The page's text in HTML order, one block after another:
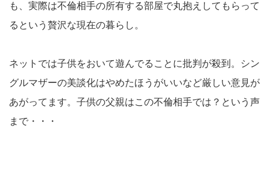
も、実際は不倫相手の所有する部屋で丸抱えしてもらって
るという贅沢な現在の暮らし。
ネットでは子供をおいて遊んでることに批判が殺到。シン
グルマザーの美談化はやめたほうがいいなど厳しい意見が
あがってます。子供の父親はこの不倫相手では？という声
まで・・・